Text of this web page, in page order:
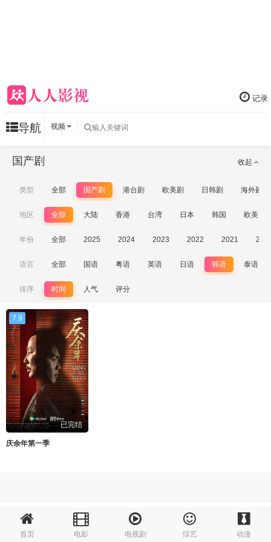
记录
导航 视频
首页 电影 电视剧 综艺 动漫
收起
国产剧
类型 全部 国产剧 港台剧 欧美剧 日韩剧 海外剧
地区 全部 大陆 香港 台湾 日本 韩国 欧美
年份 全部 2025 2024 2023 2022 2021
语言 全部 国语 粤语 英语 日语 韩语 泰语
排序 时间 人气 评分
7.9
已完结
庆余年第一季